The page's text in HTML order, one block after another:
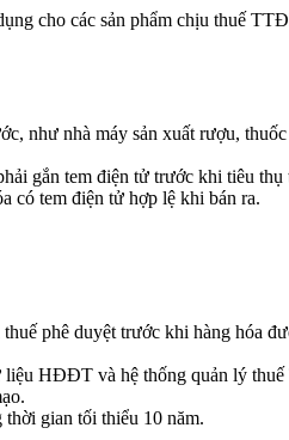
cho các sản phẩm chịu thuế
như nhà máy sản xuất rượu,
gắn tem điện tử trước khi tiêu thụ
có tem điện tử hợp lệ khi bán ra.
phê duyệt trước khi hàng hóa
liệu HĐĐT và hệ thống quản lý
gian tối thiểu 10 năm.